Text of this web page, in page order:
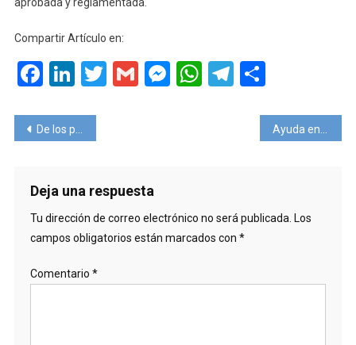
aprobada y reglamentada.
Compartir Artículo en:
Facebook
LinkedIn
Twitter
GmailMessenger
WhatsApp
Telegram
Navegación
entradas
De los pasajes en bus, ni noticias Ayuda en el pago de salarios de junio
Deja una respuesta
Tu dirección de correo electrónico no será publicada. Los
campos obligatorios están marcados con *
Comentario *